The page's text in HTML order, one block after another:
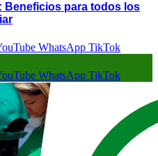
Beneficios para todos los
WhatsApp TikTok
WhatsApp TikTok